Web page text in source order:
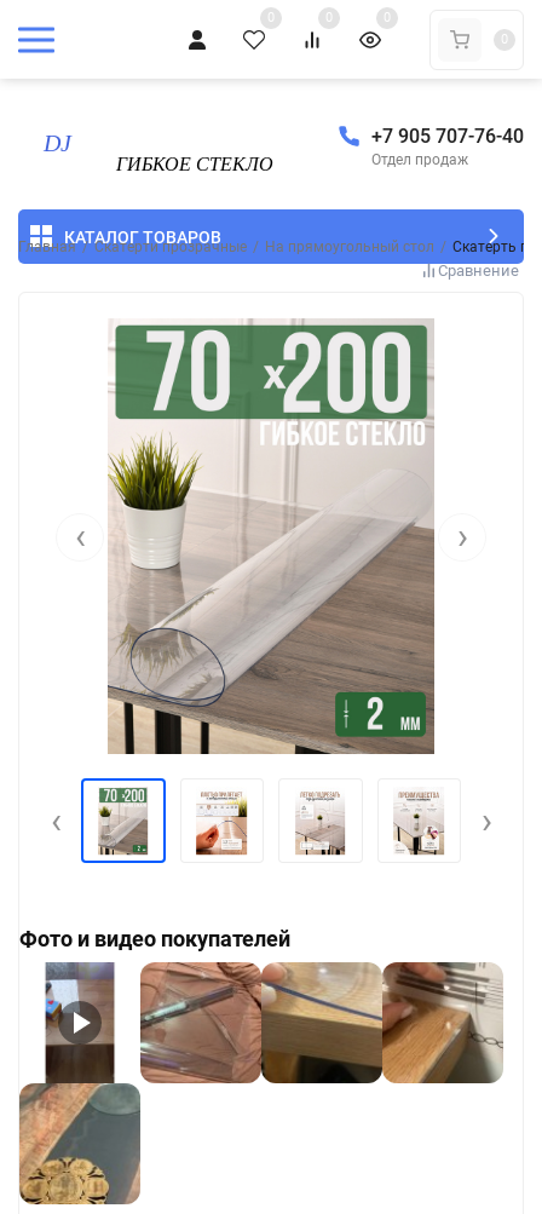
0 0
0
0
+7 905 707-76-40
Отдел продаж
КАТАЛОГ ТОВАРОВ
Главная / Скатерти прозрачные / На прямоугольный стол / Скатерть
Сравнение
‹ ›
‹ ›
Фото и видео покупателей